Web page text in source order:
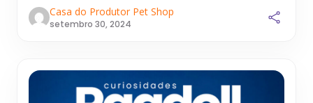
Casa do Produtor Pet Shop
setembro 30, 2024